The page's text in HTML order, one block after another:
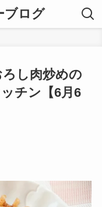
ブログ
ろし肉炒めの
チン【6月6